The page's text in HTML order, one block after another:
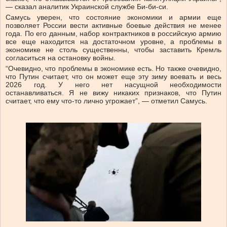
— сказал аналитик Украинской службе Би-би-си.
Самусь уверен, что состояние экономики и армии еще
позволяет России вести активные боевые действия не менее
года. По его данным, набор контрактников в российскую армию
все еще находится на достаточном уровне, а проблемы в
экономике не столь существенны, чтобы заставить Кремль
согласиться на остановку войны.
“Очевидно, что проблемы в экономике есть. Но также очевидно,
что Путин считает, что он может еще эту зиму воевать и весь
2026 год. У него нет насущной необходимости
останавливаться. Я не вижу никаких признаков, что Путин
считает, что ему что-то лично угрожает”, — отметил Самусь.